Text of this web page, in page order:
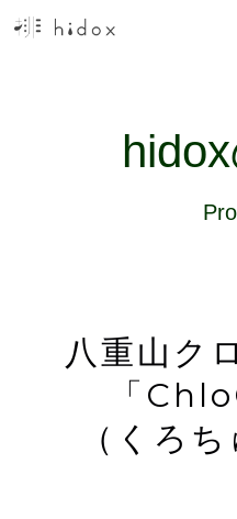
八重山ク
「
（くろ